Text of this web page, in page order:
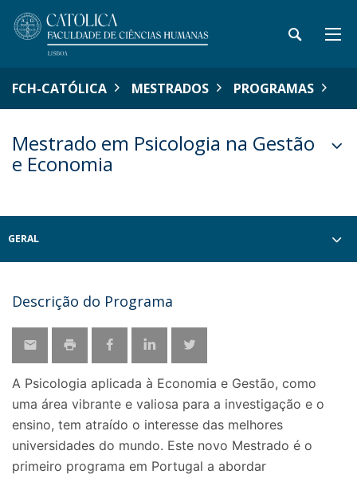
FCH-CATÓLICA MESTRADOS PROGRAMAS
Mestrado em Psicologia na Gestão
e Economia
GERAL
Descrição do Programa
A Psicologia aplicada à Economia e Gestão, como
uma área vibrante e valiosa para a investigação e o
ensino, tem atraído o interesse das melhores
universidades do mundo. Este novo Mestrado é o
primeiro programa em Portugal a abordar